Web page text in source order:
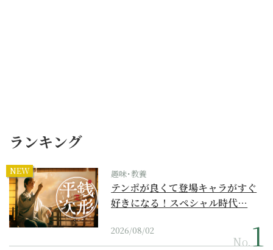
ランキング
NEW 趣味･教養
テンポが良くて登場キャラがすぐ
好きになる！スペシャル時代…
2026/08/02
No.